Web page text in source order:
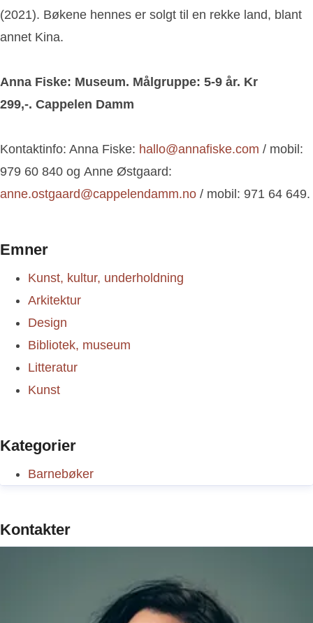
(2021). Bøkene hennes er solgt til en rekke land, blant
annet Kina.
Anna Fiske: Museum. Målgruppe: 5-9 år. Kr
299,-. Cappelen Damm
Kontaktinfo: Anna Fiske: hallo@annafiske.com / mobil:
979 60 840 og Anne Østgaard:
anne.ostgaard@cappelendamm.no / mobil: 971 64 649.
Emner
Kunst, kultur, underholdning
Arkitektur
Design
Bibliotek, museum
Litteratur
Kunst
Kategorier
Barnebøker
Kontakter